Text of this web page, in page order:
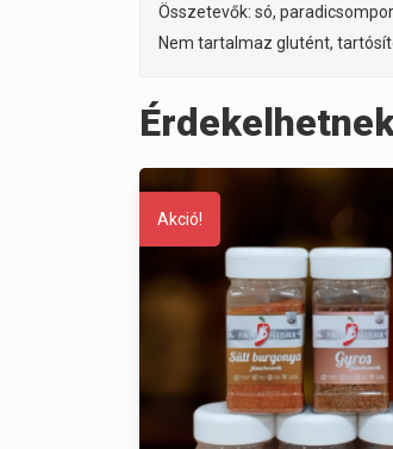
Összetevők: só,
Nem tartalmaz glutént,
Akció!